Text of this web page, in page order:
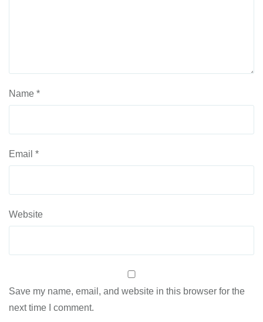
Name *
Email *
Website
Save my name, email, and website in this browser for the
next time I comment.